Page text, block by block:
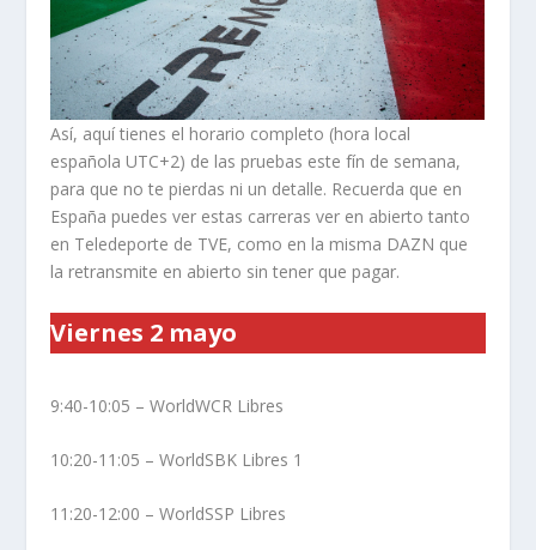
Así, aquí tienes el horario completo (hora local
española UTC+2) de las pruebas este fín de semana,
para que no te pierdas ni un detalle. Recuerda que en
España puedes ver estas carreras ver en abierto tanto
en Teledeporte de TVE, como en la misma DAZN que
la retransmite en abierto sin tener que pagar.
Viernes 2 mayo
9:40-10:05 – WorldWCR Libres
10:20-11:05 – WorldSBK Libres 1
11:20-12:00 – WorldSSP Libres